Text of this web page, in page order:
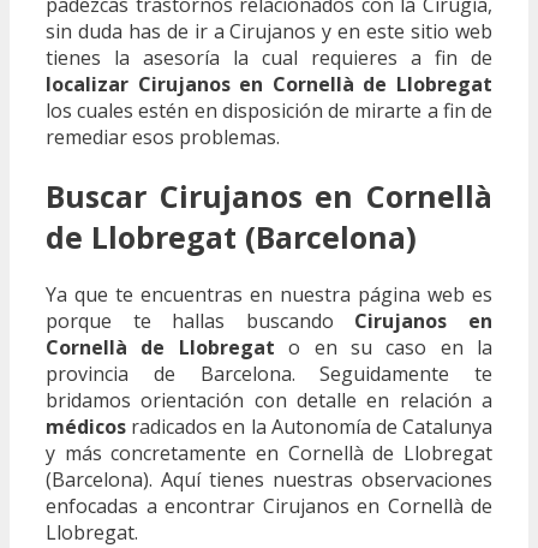
sin duda has de ir a Cirujanos y en este sitio web
tienes la asesoría la cual requieres a fin de
localizar Cirujanos en Cornellà de Llobregat
los cuales estén en disposición de mirarte a fin de
remediar esos problemas.
Buscar Cirujanos en Cornellà
de Llobregat (Barcelona)
Ya que te encuentras en nuestra página web es
porque te hallas buscando Cirujanos en
Cornellà de Llobregat o en su caso en la
provincia de Barcelona. Seguidamente te
bridamos orientación con detalle en relación a
médicos radicados en la Autonomía de Catalunya
y más concretamente en Cornellà de Llobregat
(Barcelona). Aquí tienes nuestras observaciones
enfocadas a encontrar Cirujanos en Cornellà de
Llobregat.